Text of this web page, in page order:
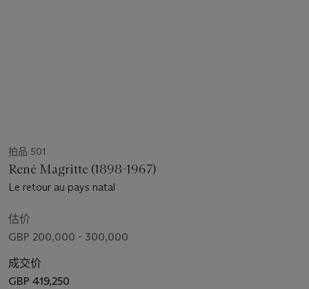
拍品 501
René Magritte (1898-1967)
Le retour au pays natal
估价
GBP 200,000 - 300,000
成交价
GBP 419,250